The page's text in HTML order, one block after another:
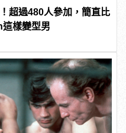
超過480人參加，簡直比
樣變型男